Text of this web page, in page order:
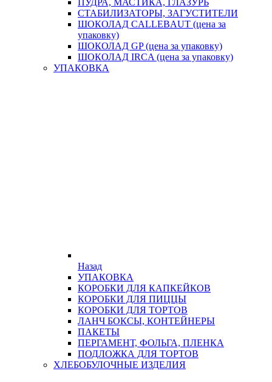
ПУДРА, МАСТИКА, ГЛАЗУРЬ
СТАБИЛИЗАТОРЫ, ЗАГУСТИТЕЛИ
ШОКОЛАД CALLEBAUT (цена за
упаковку)
ШОКОЛАД GP (цена за упаковку)
ШОКОЛАД IRCA (цена за упаковку)
УПАКОВКА
Назад
УПАКОВКА
КОРОБКИ ДЛЯ КАПКЕЙКОВ
КОРОБКИ ДЛЯ ПИЦЦЫ
КОРОБКИ ДЛЯ ТОРТОВ
ЛАНЧ БОКСЫ, КОНТЕЙНЕРЫ
ПАКЕТЫ
ПЕРГАМЕНТ, ФОЛЬГА, ПЛЕНКА
ПОДЛОЖКА ДЛЯ ТОРТОВ
ХЛЕБОБУЛОЧНЫЕ ИЗДЕЛИЯ